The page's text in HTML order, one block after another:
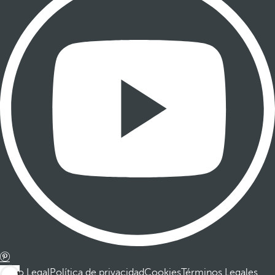
Aviso LegalPolítica de privacidadCookiesTérminos Legales